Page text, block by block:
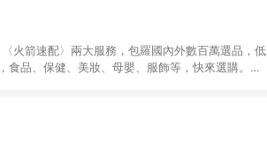
火箭速配〉兩大服務，包羅國內外數百萬選品，低
品、保健、美妝、母嬰、服飾等，快來選購。